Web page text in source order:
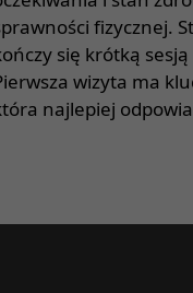
fizycznej.
się krótką
wizyta ma
najlepiej